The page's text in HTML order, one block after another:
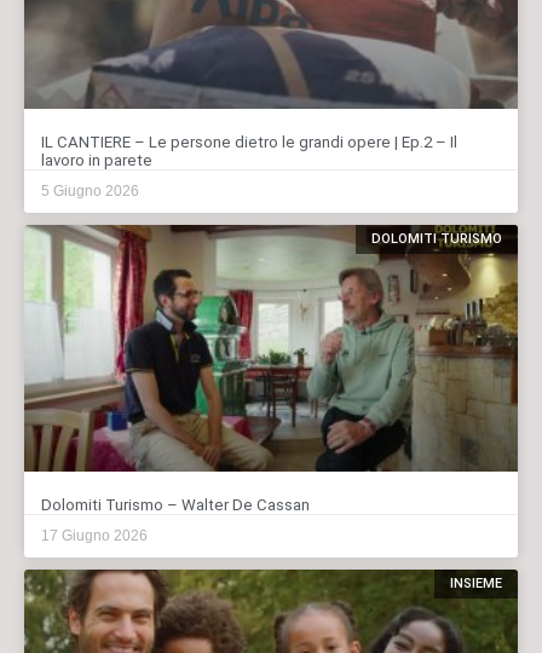
IL CANTIERE – Le persone dietro le grandi opere | Ep.2 – Il
lavoro in parete
5 Giugno 2026
DOLOMITI TURISMO
Dolomiti Turismo – Walter De Cassan
17 Giugno 2026
INSIEME